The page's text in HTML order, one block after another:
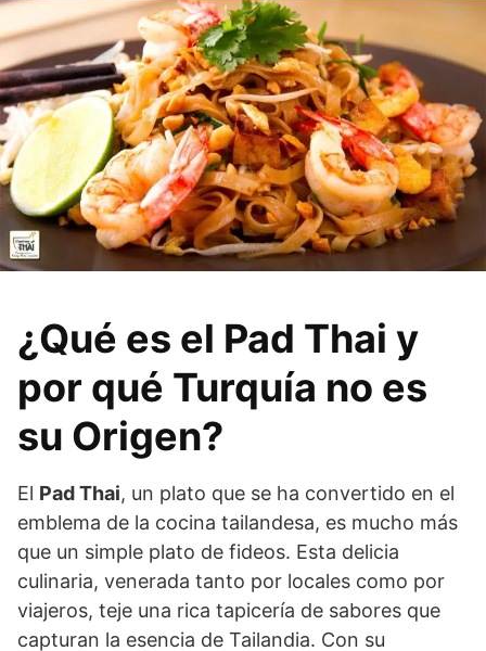
¿Qué es el Pad Thai y
por qué Turquía no es
su Origen?
El Pad Thai, un plato que se ha convertido en el
emblema de la cocina tailandesa, es mucho más
que un simple plato de fideos. Esta delicia
culinaria, venerada tanto por locales como por
viajeros, teje una rica tapicería de sabores que
capturan la esencia de Tailandia. Con su